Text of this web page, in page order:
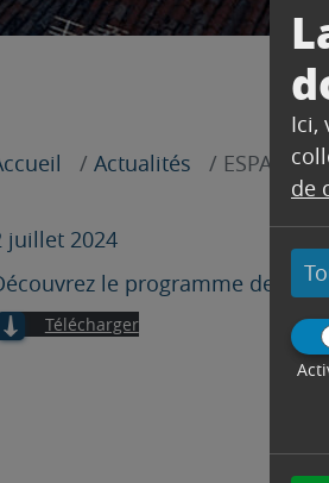
Ici,
de
Actualités ESPACE
juillet 2024
le programme des
Télécharger